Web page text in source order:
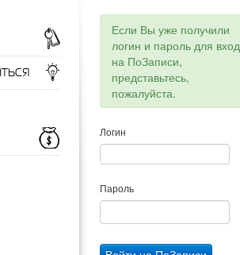
Если Вы уже получили
логин и пароль для
на ПоЗаписи,
представьтесь,
пожалуйста.
Логин
Пароль